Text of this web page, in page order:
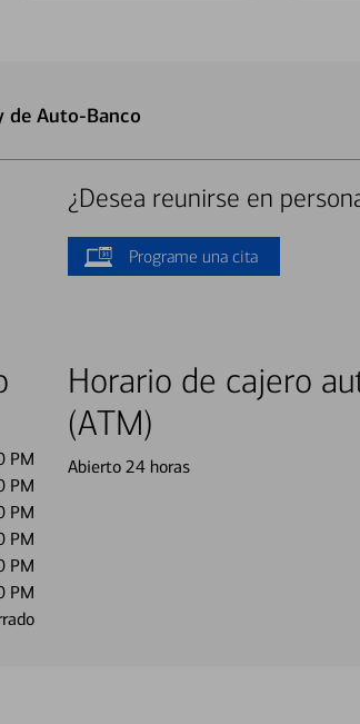
de Auto-Banco
PM
PM
PM
PM
PM
PM
¿Desea reunirse en
Programe una cita
Horario de cajero
(ATM)
Abierto 24 horas